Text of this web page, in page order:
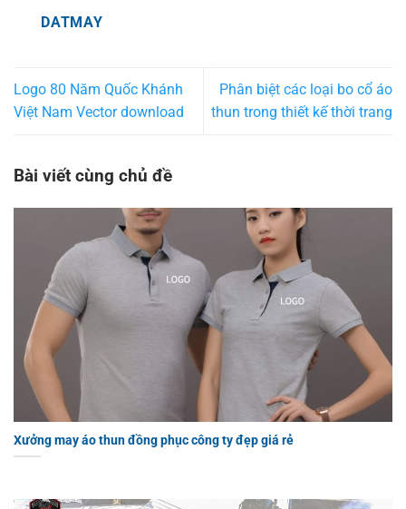
DATMAY
Logo 80 Năm Quốc Khánh
Việt Nam Vector download
Phân biệt các loại bo cổ áo
thun trong thiết kế thời trang
Bài viết cùng chủ đề
Xưởng may áo thun đồng phục công ty đẹp giá rẻ